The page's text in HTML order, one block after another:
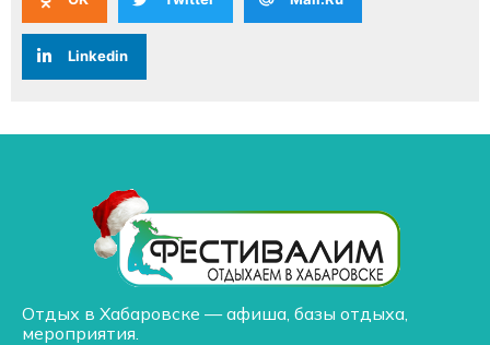
Linkedin
Отдых в Хабаровске — афиша, базы отдыха,
мероприятия.